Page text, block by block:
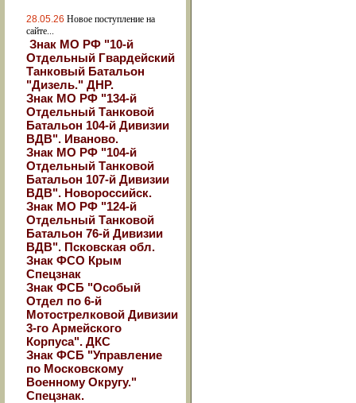
28.05.26 Новое поступление на
сайте...
Знак МО РФ "10-й
Отдельный Гвардейский
Танковый Батальон
"Дизель." ДНР.
Знак МО РФ "134-й
Отдельный Танковой
Батальон 104-й Дивизии
ВДВ". Иваново.
Знак МО РФ "104-й
Отдельный Танковой
Батальон 107-й Дивизии
ВДВ". Новороссийск.
Знак МО РФ "124-й
Отдельный Танковой
Батальон 76-й Дивизии
ВДВ". Псковская обл.
Знак ФСО Крым
Спецзнак
Знак ФСБ "Особый
Отдел по 6-й
Мотострелковой Дивизии
3-го Армейского
Корпуса". ДКС
Знак ФСБ "Управление
по Московскому
Военному Округу."
Спецзнак.